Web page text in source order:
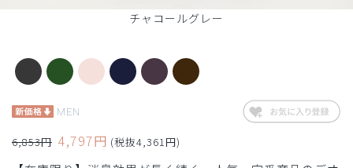
チャコールグレー
MEN
6,853円 4,797円 (税抜4,361円)